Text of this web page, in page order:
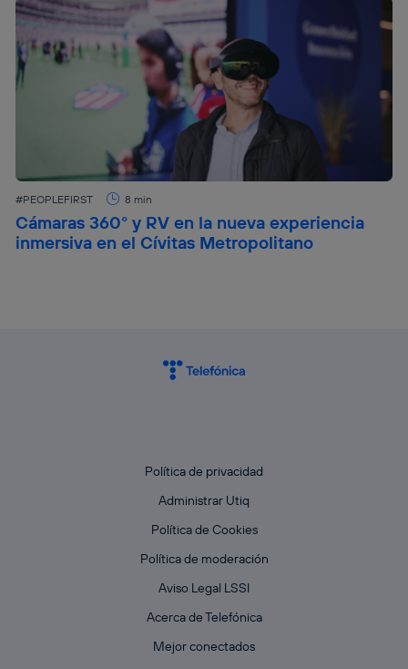
Cámaras 360° y RV en la nueva experiencia
inmersiva en el Cívitas Metropolitano
#PEOPLEFIRST 8 min
Política de privacidad
Administrar Utiq
Política de Cookies
Política de moderación
Aviso Legal LSSI
Acerca de Telefónica
Mejor conectados